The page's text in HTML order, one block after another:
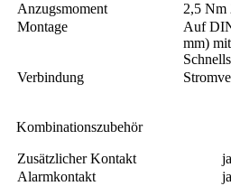
Anzugsmoment
2,5 Nm
Montage
Auf
mm)
Verbindung
Kombinationszubehör
Zusätzlicher Kontakt
ja
Alarmkontakt
ja